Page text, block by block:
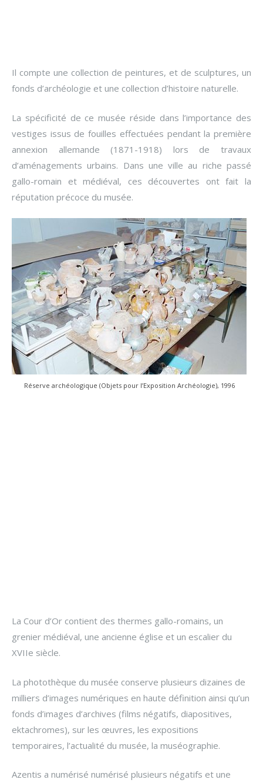
Il compte une collection de peintures, et de sculptures, un
fonds d’archéologie et une collection d’histoire naturelle.
La spécificité de ce musée réside dans l’importance des
vestiges issus de fouilles effectuées pendant la première
annexion allemande (1871-1918) lors de travaux
d’aménagements urbains. Dans une ville au riche passé
gallo-romain et médiéval, ces découvertes ont fait la
réputation précoce du musée.
Réserve archéologique (Objets pour l’Exposition Archéologie), 1996
La Cour d’Or contient des thermes gallo-romains, un
grenier médiéval, une ancienne église et un escalier du
XVIIe siècle.
La photothèque du musée conserve plusieurs dizaines de
milliers d’images numériques en haute définition ainsi qu’un
fonds d’images d’archives (films négatifs, diapositives,
ektachromes), sur les œuvres, les expositions
temporaires, l’actualité du musée, la muséographie.
Azentis a numérisé numérisé plusieurs négatifs et une